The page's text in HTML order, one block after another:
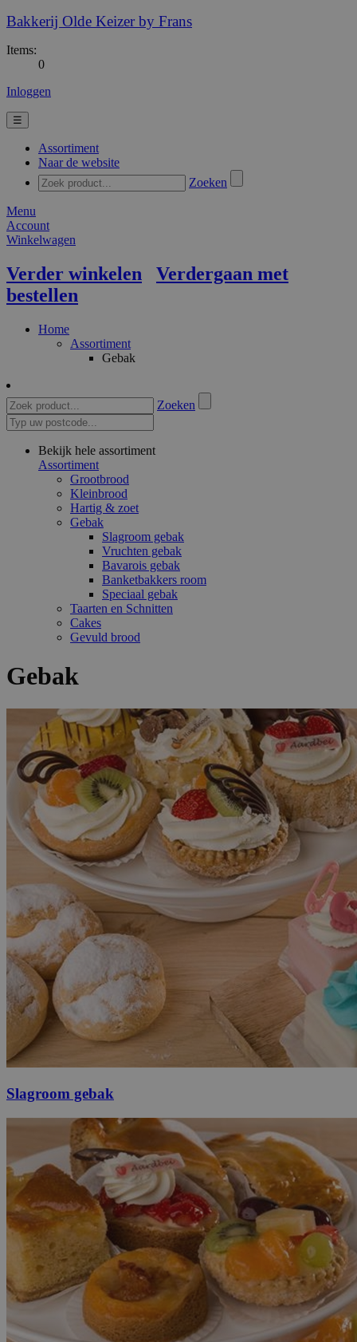
Bakkerij Olde Keizer by Frans
Items:
0
Inloggen
☰
Assortiment
Naar de website
Zoeken
Menu
Account
Winkelwagen
Verder winkelen
Verdergaan met
bestellen
Home
Assortiment
Gebak
Zoeken
Bekijk hele assortiment
Assortiment
Grootbrood
Kleinbrood
Hartig & zoet
Gebak
Slagroom gebak
Vruchten gebak
Bavarois gebak
Banketbakkers room
Speciaal gebak
Taarten en Schnitten
Cakes
Gevuld brood
Gebak
Slagroom gebak